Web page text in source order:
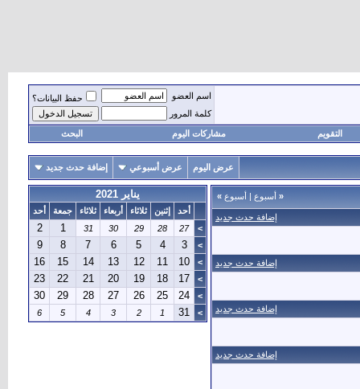
اسم العضو
حفظ البيانات؟
كلمة المرور
التقويم مشاركات اليوم البحث
عرض اليوم عرض أسبوعي إضافة حدث جديد
« أسبوع | أسبوع »
إضافة حدث جديد
إضافة حدث جديد
إضافة حدث جديد
إضافة حدث جديد
يناير 2021
أحد إثنين ثلاثاء أربعاء ثلاثاء جمعة
أحد
>
27
28
29
30
31
1
2
>
3
4
5
6
7
8
9
>
10
11
12
13
14
15
16
>
17
18
19
20
21
22
23
>
24
25
26
27
28
29
30
>
31
1
2
3
4
5
6